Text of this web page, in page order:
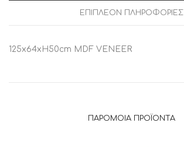
ΕΠΙΠΛΈΟΝ ΠΛΗΡΟΦΟΡΊΕΣ
125x64xH50cm MDF VENEER
ΠΑΡΌΜΟΙΑ ΠΡΟΪΌΝΤΑ